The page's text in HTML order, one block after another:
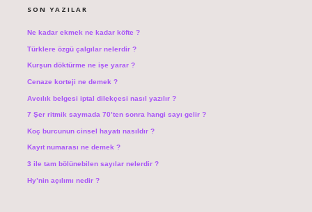
SON YAZILAR
Ne kadar ekmek ne kadar köfte ?
Türklere özgü çalgılar nelerdir ?
Kurşun döktürme ne işe yarar ?
Cenaze korteji ne demek ?
Avcılık belgesi iptal dilekçesi nasıl yazılır ?
7 Şer ritmik saymada 70’ten sonra hangi sayı gelir ?
Koç burcunun cinsel hayatı nasıldır ?
Kayıt numarası ne demek ?
3 ile tam bölünebilen sayılar nelerdir ?
Hy’nin açılımı nedir ?